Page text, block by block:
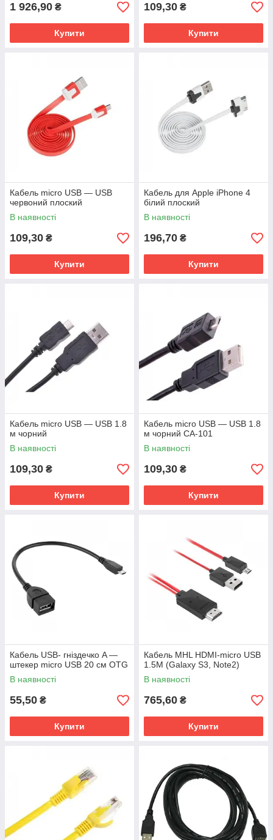
1 926,90 ₴
Купити
109,30 ₴
Купити
Кабель micro USB — USB
червоний плоский
В наявності
109,30 ₴
Купити
Кабель для Apple iPhone 4
білий плоский
В наявності
196,70 ₴
Купити
Кабель micro USB — USB 1.8
м чорний
В наявності
109,30 ₴
Купити
Кабель micro USB — USB 1.8
м чорний CA-101
В наявності
109,30 ₴
Купити
Кабель USB- гніздечко A —
штекер micro USB 20 см OTG
В наявності
55,50 ₴
Купити
Кабель MHL HDMI-micro USB
1.5M (Galaxy S3, Note2)
В наявності
765,60 ₴
Купити